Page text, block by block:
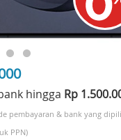
hingga Rp
pembayaran & bank yang
PPN)